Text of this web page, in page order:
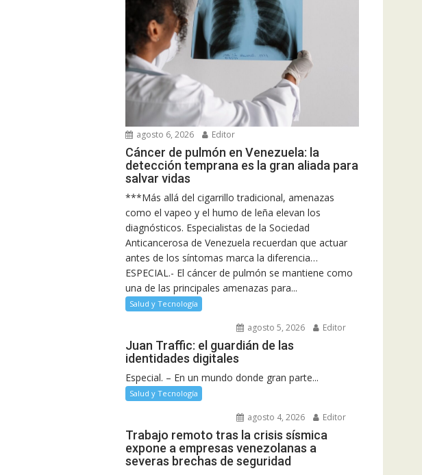
agosto 6, 2026 Editor
Cáncer de pulmón en Venezuela: la
detección temprana es la gran aliada para
salvar vidas
***Más allá del cigarrillo tradicional, amenazas
como el vapeo y el humo de leña elevan los
diagnósticos. Especialistas de la Sociedad
Anticancerosa de Venezuela recuerdan que actuar
antes de los síntomas marca la diferencia…
ESPECIAL.- El cáncer de pulmón se mantiene como
una de las principales amenazas para...
Salud y Tecnología
agosto 5, 2026 Editor
Juan Traffic: el guardián de las
identidades digitales
Especial. – En un mundo donde gran parte...
Salud y Tecnología
agosto 4, 2026 Editor
Trabajo remoto tras la crisis sísmica
expone a empresas venezolanas a
severas brechas de seguridad